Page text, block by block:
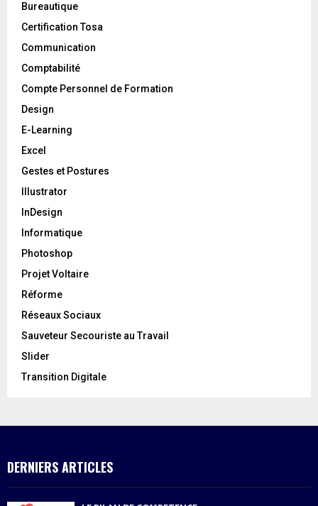
Bureautique
Certification Tosa
Communication
Comptabilité
Compte Personnel de Formation
Design
E-Learning
Excel
Gestes et Postures
Illustrator
InDesign
Informatique
Photoshop
Projet Voltaire
Réforme
Réseaux Sociaux
Sauveteur Secouriste au Travail
Slider
Transition Digitale
DERNIERS ARTICLES